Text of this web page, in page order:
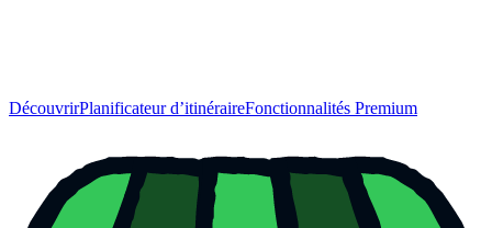
DécouvrirPlanificateur d’itinéraireFonctionnalités Premium